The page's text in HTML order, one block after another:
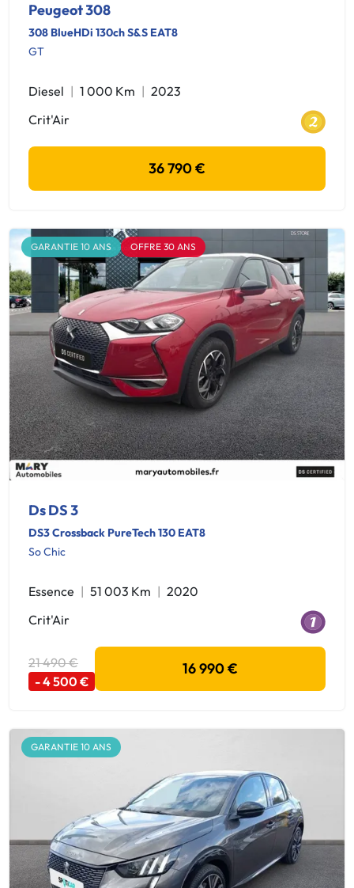
Peugeot 308
308 BlueHDi 130ch S&S EAT8
GT
Diesel 1 000 Km
2023
Crit'Air
36 790 €
GARANTIE 10 ANS OFFRE 30 ANS
Ds DS 3
DS3 Crossback PureTech 130 EAT8
So Chic
Essence 51 003 Km
2020
Crit'Air
21 490 €
- 4 500 €
16 990 €
GARANTIE 10 ANS